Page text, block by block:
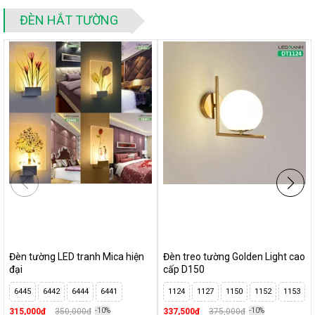
ĐÈN HẮT TƯỜNG
Đèn tường LED tranh Mica hiện
đại
6445 6442 6444 6441
315,000₫ 350,000₫ -10%
Đèn treo tường Golden Light cao
cấp D150
1124 1127 1150 1152 1153
337,500₫ 375,000₫ -10%